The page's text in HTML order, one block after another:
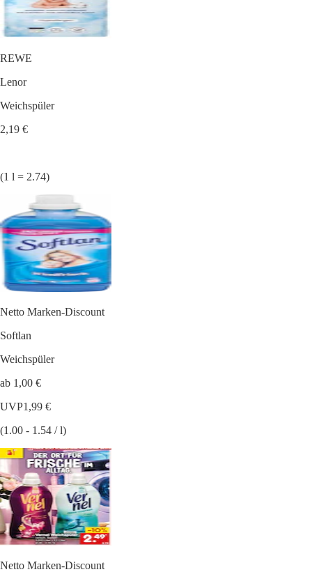
REWE
Lenor
Weichspüler
2,19 €
(1 l = 2.74)
Netto Marken-Discount
Softlan
Weichspüler
ab 1,00 €
UVP1,99 €
(1.00 - 1.54 / l)
Netto Marken-Discount